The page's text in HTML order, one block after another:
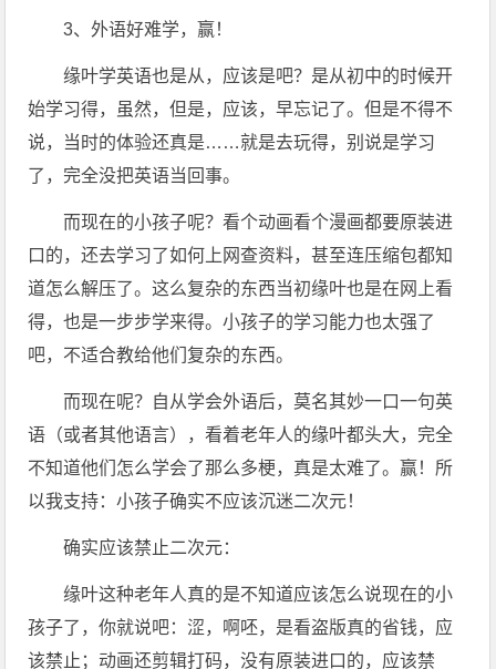
3、外语好难学，赢！
缘叶学英语也是从，应该是吧？是从初中的时候开
始学习得，虽然，但是，应该，早忘记了。但是不得不
说，当时的体验还真是……就是去玩得，别说是学习
了，完全没把英语当回事。
而现在的小孩子呢？看个动画看个漫画都要原装进
口的，还去学习了如何上网查资料，甚至连压缩包都知
道怎么解压了。这么复杂的东西当初缘叶也是在网上看
得，也是一步步学来得。小孩子的学习能力也太强了
吧，不适合教给他们复杂的东西。
而现在呢？自从学会外语后，莫名其妙一口一句英
语（或者其他语言），看着老年人的缘叶都头大，完全
不知道他们怎么学会了那么多梗，真是太难了。赢！所
以我支持：小孩子确实不应该沉迷二次元！
确实应该禁止二次元：
缘叶这种老年人真的是不知道应该怎么说现在的小
孩子了，你就说吧：涩，啊呸，是看盗版真的省钱，应
该禁止；动画还剪辑打码，没有原装进口的，应该禁